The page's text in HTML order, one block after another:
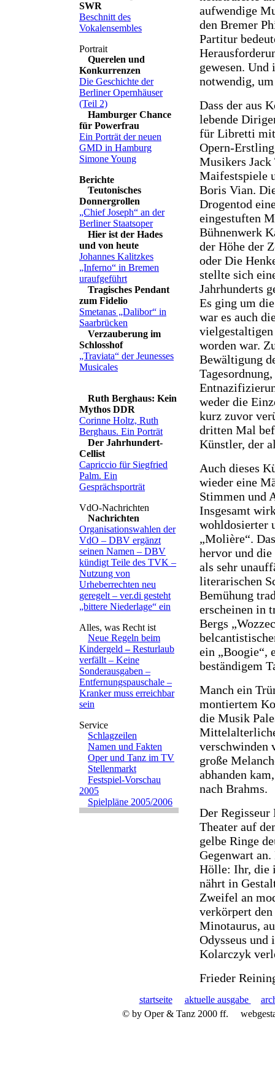
SWR
Beschnitt des
Vokalensembles
Querelen und
Konkurrenzen
Die Geschichte der
Berliner Opernhäuser
(Teil 2)
Hamburger Chance
für Powerfrau
Ein Porträt der neuen
GMD in Hamburg
Simone Young
Teutonisches
Donnergrollen
„Chief Joseph“ an der
Berliner Staatsoper
Hier ist der Hades
und von heute
Johannes Kalitzkes
„Inferno“ in Bremen
uraufgeführt
Tragisches Pendant
zum Fidelio
Smetanas „Dalibor“ in
Saarbrücken
Verzauberung im
Schlosshof
„Traviata“ der Jeunesses
Musicales
Ruth Berghaus: Kein
Mythos DDR
Corinne Holtz, Ruth
Berghaus. Ein Porträt
Der Jahrhundert-
Cellist
Capriccio für Siegfried
Palm. Ein
Gesprächsporträt
Nachrichten
Organisationswahlen der
VdO – DBV ergänzt
seinen Namen – DBV
kündigt Teile des TVK –
Nutzung von
Urheberrechten neu
geregelt – ver.di gesteht
„bittere Niederlage“ ein
Neue Regeln beim
Kindergeld –Resturlaub
verfällt – Keine
Sonderausgaben –
Entfernungspauschale –
Kranker muss erreichbar
sein
Schlagzeilen
Namen und Fakten
Oper und Tanz im TV
Stellenmarkt
Festspiel-Vorschau
2005
Spielpläne 2005/2006
aufwendige
den Bremer
Partitur
gewesen.
notwendig,
Dass der aus
lebende
für Libretti mit
Opern-
Musikers Jack
Maifestspiele
Boris Vian.
Drogentod
eingestuften
Bühnenwerk
der Höhe der
oder Die
stellte sich
Jahrhunderts
Es ging um
war es auch
worden war.
Bewältigung
weder die
kurz zuvor
dritten Mal
Künstler, der
Auch dieses
wieder eine
Stimmen und
Insgesamt
wohldosierter
„Molière“.
hervor und
als sehr
literarischen
Bemühung
erscheinen in
Bergs
ein „Boogie“,
beständigem
Manch ein
montiertem
die Musik
verschwinden
große
abhanden
nach Brahms.
Der
Theater auf
gelbe Ringe
Gegenwart
Hölle: Ihr, die
nährt in
Zweifel an
verkörpert
Minotaurus,
Odysseus
Kolarczyk
Frieder
startseite aktuelle ausgabe
© by Oper & Tanz 2000 ff.